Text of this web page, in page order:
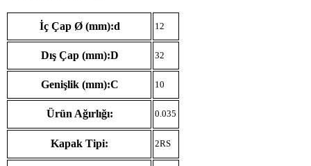
İç Çap Ø (mm):d 12
Dış Çap (mm):D 32
Genişlik (mm):C 10
Ürün Ağırlığı: 0.035
Kapak Tipi: 2RS